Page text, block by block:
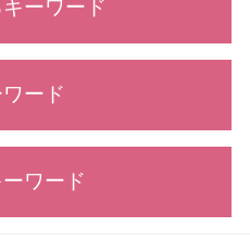
カード
ーワード
こと
護士基準
故
失割合
ード
事
ワード